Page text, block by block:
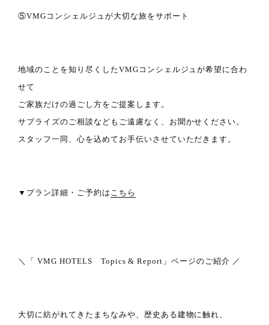
⑤VMGコンシェルジュが大切な旅をサポート
地域のことを知り尽くしたVMGコンシェルジュが希望に合わ
せて
ご家族だけの過ごし方をご提案します。
サプライズのご相談などもご遠慮なく、お聞かせください。
スタッフ一同、心を込めてお手伝いさせていただきます。
▼プラン詳細・ご予約は こちら
＼「 VMG HOTELS Topics & Report」ページのご紹介 ／
大切に紡がれてきたまちなみや、歴史ある建物に触れ、